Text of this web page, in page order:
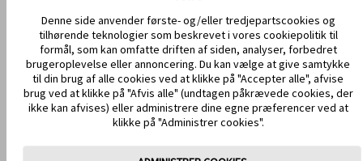
HOLD DIG OPDATERET
Denne side anvender første- og/eller tredjepartscookies og
tilhørende teknologier som beskrevet i vores cookiepolitik til
formål, som kan omfatte driften af siden, analyser, forbedret
brugeroplevelse eller annoncering. Du kan vælge at give samtykke
til din brug af alle cookies ved at klikke på "Accepter alle", afvise
brug ved at klikke på "Afvis alle" (undtagen påkrævede cookies, der
ikke kan afvises) eller administrere dine egne præferencer ved at
klikke på "Administrer cookies".